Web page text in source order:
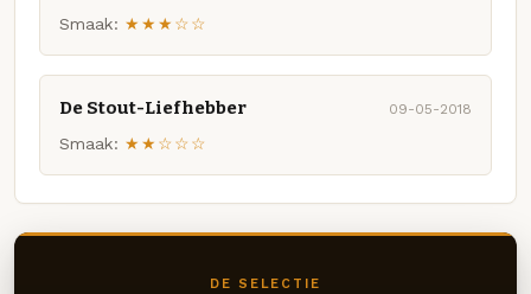
Smaak: ★★★☆☆
De Stout-Liefhebber 09-05-2018
Smaak: ★★☆☆☆
DE SELECTIE